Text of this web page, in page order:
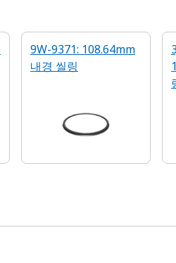
9W-9371: 108.64mm
내경 씰링